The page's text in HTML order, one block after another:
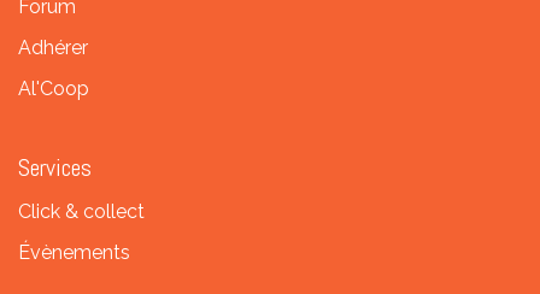
Forum
Adhérer
Al'Coop
Services
Click & collect
Évènements